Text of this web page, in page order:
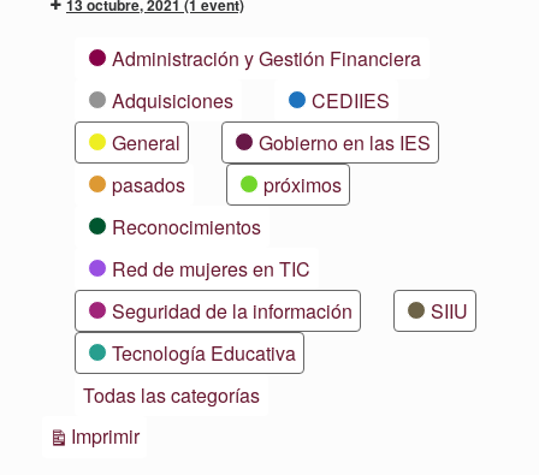
13 octubre, 2021 (1 event)
CategoríasAdministración y Gestión Financiera
Adquisiciones
CEDIIES
General
Gobierno en las IES
pasados
próximos
Reconocimientos
Red de mujeres en TIC
Seguridad de la información
SIIU
Tecnología Educativa
Todas las categorías
ImprimirVistas